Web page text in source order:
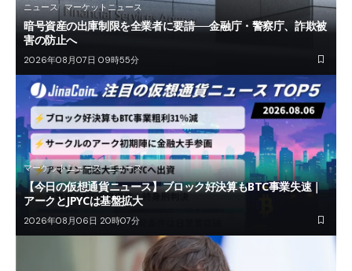
ニュース マーケットニュース
暗号資産の出庫制限を全業者に要請──金融庁・警察庁、詐欺被
害の防止へ
2026年08月07日 09時55分
マーケットニュース ニュース
【今日の仮想通貨ニュース】ブロック好決算もBTC事業失速｜
アークとJPYCは基盤拡大
2026年08月06日 20時07分